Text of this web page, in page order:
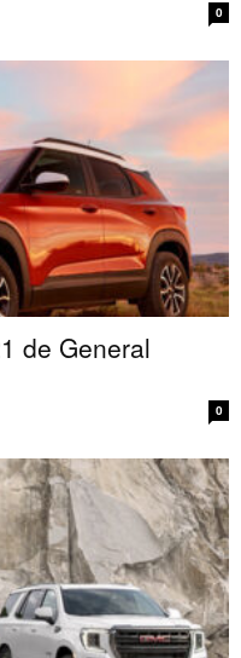
0
de General
0